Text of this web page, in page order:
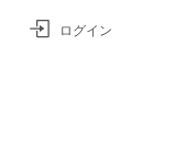
ログイン